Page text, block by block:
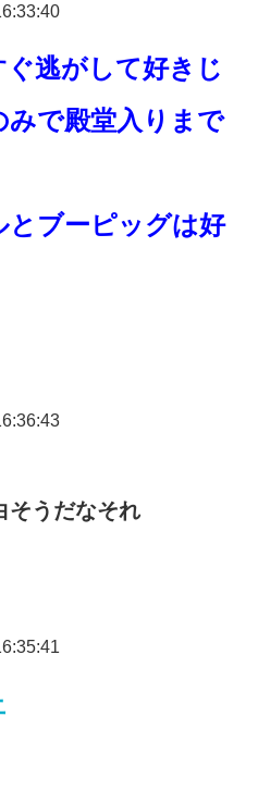
逃がして好きじ
で殿堂入りまで
ブーピッグは好
そうだなそれ